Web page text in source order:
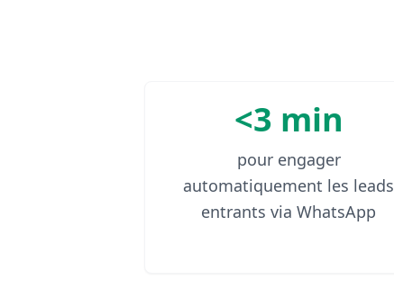
<3 min
pour engager
automatiquement les leads
entrants via WhatsApp